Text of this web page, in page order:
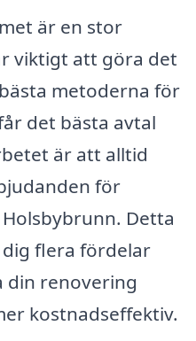
är en stor
viktigt att göra det
metoderna för
det bästa avtal
är att alltid
för
Detta
flera fördelar
din renovering
kostnadseffektiv.